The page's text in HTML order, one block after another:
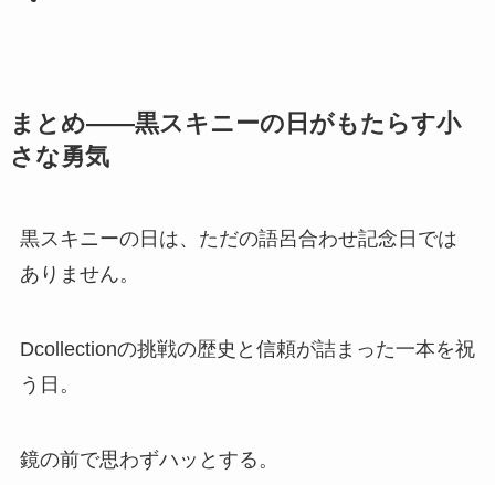
まとめ——黒スキニーの日がもたらす小
さな勇気
黒スキニーの日は、ただの語呂合わせ記念日では
ありません。
Dcollectionの挑戦の歴史と信頼が詰まった一本を祝
う日。
鏡の前で思わずハッとする。